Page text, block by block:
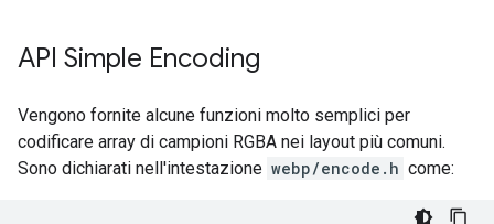
API Simple Encoding
Vengono fornite alcune funzioni molto semplici per
codificare array di campioni RGBA nei layout più comuni.
Sono dichiarati nell'intestazione webp/encode.h come: